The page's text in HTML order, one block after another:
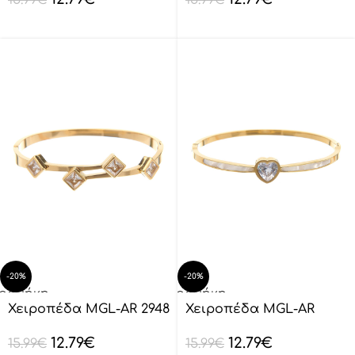
-20%
Χειροπέδα MGL-AR 2948
15.99€ 12.79€
-20%
Προσθήκη
στο
Χειροπέδα MGL-AR
15.99€ 12.79€